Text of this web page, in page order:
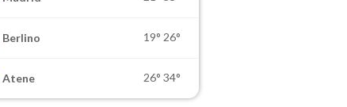
Berlino 19° 26°
Atene 26° 34°